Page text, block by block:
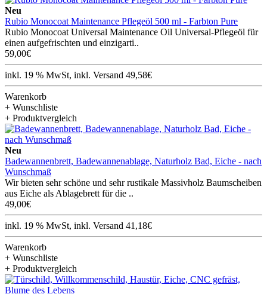
Neu
Rubio Monocoat Maintenance Pflegeöl 500 ml - Farbton Pure
Rubio Monocoat Universal Maintenance Oil Universal-Pflegeöl für
einen aufgefrischten und einzigarti..
59,00€
inkl. 19 % MwSt, inkl. Versand 49,58€
Warenkorb
+ Wunschliste
+ Produktvergleich
Neu
Badewannenbrett, Badewannenablage, Naturholz Bad, Eiche - nach
Wunschmaß
Wir bieten sehr schöne und sehr rustikale Massivholz Baumscheiben
aus Eiche als Ablagebrett für die ..
49,00€
inkl. 19 % MwSt, inkl. Versand 41,18€
Warenkorb
+ Wunschliste
+ Produktvergleich